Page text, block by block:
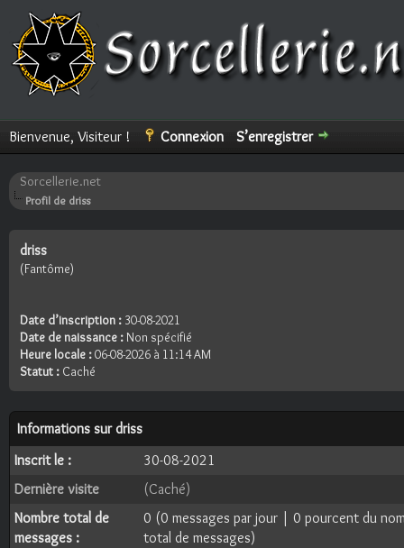
Bienvenue, Visiteur ! Connexion S’enregistrer
Sorcellerie.net
Profil de driss
driss
(Fantôme)
Date d’inscription : 30-08-2021
Date de naissance :Non spécifié
Heure locale :06-08-2026 à 11:14 AM
Statut : Caché
Informations sur driss
Inscrit le :
30-08-2021
Dernière visite
(Caché)
Nombre total de
messages :
0 (0 messages par jour | 0 pourcent du
total de messages)